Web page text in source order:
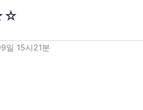
일 15시21분